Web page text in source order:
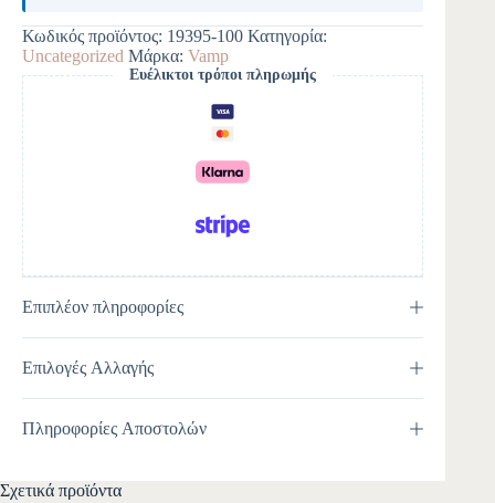
e
r
n
a
t
i
v
e
:
Κωδικός προϊόντος: 19395-100 Κατηγορία:
Uncategorized Μάρκα: Vamp
Ευέλικτοι τρόποι πληρωμής
Επιπλέον πληροφορίες
Επιλογές Αλλαγής
Πληροφορίες Αποστολών
Σχετικά προϊόντα